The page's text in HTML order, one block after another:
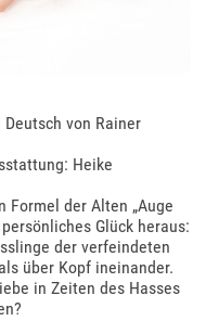
von Rainer
Heike
Formel der Alten „Auge
Glück heraus:
der verfeindeten
über Kopf ineinander.
in Zeiten des Hasses